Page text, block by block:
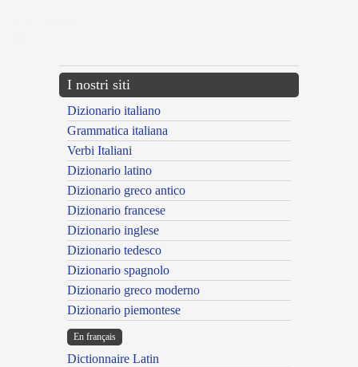
I nostri siti
Dizionario italiano
Grammatica italiana
Verbi Italiani
Dizionario latino
Dizionario greco antico
Dizionario francese
Dizionario inglese
Dizionario tedesco
Dizionario spagnolo
Dizionario greco moderno
Dizionario piemontese
En français
Dictionnaire Latin